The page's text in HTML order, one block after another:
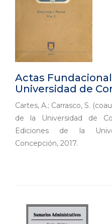
Actas
Universidad de
Cartes, A.; Carrasco, S.
de la Universidad de
Ediciones de la
Concepción, 2017.